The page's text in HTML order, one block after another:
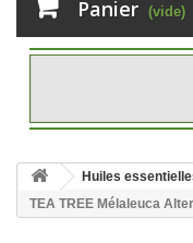
Panier (vide)
Huiles
TEA TREE Mélaleuca